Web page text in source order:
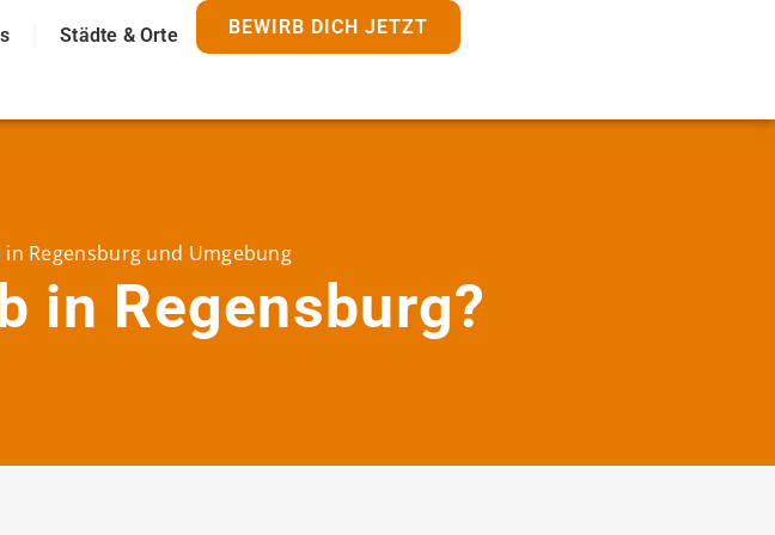
Städte & Orte BEWIRB DICH JETZT
Regensburg und Umgebung
in Regensburg?